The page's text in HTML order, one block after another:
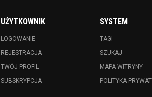
UŻYTKOWNIK
LOGOWANIE
REJESTRACJA
TWÓJ PROFIL
SUBSKRYPCJA
SYSTEM
TAGI
SZUKAJ
MAPA WITRYNY
POLITYKA